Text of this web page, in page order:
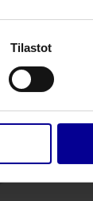
Tilastot